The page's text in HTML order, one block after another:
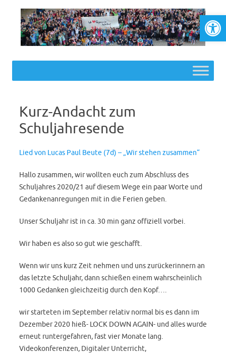
Kurz-Andacht zum
Schuljahresende
Lied von Lucas Paul Beute (7d) – „Wir stehen zusammen“
Hallo zusammen, wir wollten euch zum Abschluss des
Schuljahres 2020/21 auf diesem Wege ein paar Worte und
Gedankenanregungen mit in die Ferien geben.
Unser Schuljahr ist in ca. 30 min ganz offiziell vorbei.
Wir haben es also so gut wie geschafft.
Wenn wir uns kurz Zeit nehmen und uns zurückerinnern an
das letzte Schuljahr, dann schießen einem wahrscheinlich
1000 Gedanken gleichzeitig durch den Kopf….
wir starteten im September relativ normal bis es dann im
Dezember 2020 hieß- LOCK DOWN AGAIN- und alles wurde
erneut runtergefahren, fast vier Monate lang.
Videokonferenzen, Digitaler Unterricht,